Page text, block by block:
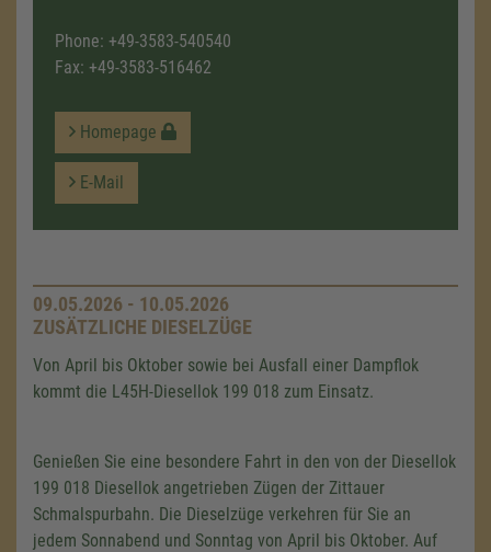
Phone: +49-3583-540540
Fax: +49-3583-516462
Homepage
E-Mail
09.05.2026 - 10.05.2026
ZUSÄTZLICHE DIESELZÜGE
Von April bis Oktober sowie bei Ausfall einer Dampflok
kommt die L45H-Diesellok 199 018 zum Einsatz.
Genießen Sie eine besondere Fahrt in den von der Diesellok
199 018 Diesellok angetrieben Zügen der Zittauer
Schmalspurbahn. Die Dieselzüge verkehren für Sie an
jedem Sonnabend und Sonntag von April bis Oktober. Auf